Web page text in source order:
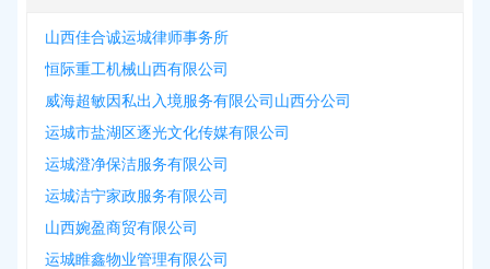
山西佳合诚运城律师事务所
恒际重工机械山西有限公司
威海超敏因私出入境服务有限公司山西分公司
运城市盐湖区逐光文化传媒有限公司
运城澄净保洁服务有限公司
运城洁宁家政服务有限公司
山西婉盈商贸有限公司
运城睢鑫物业管理有限公司